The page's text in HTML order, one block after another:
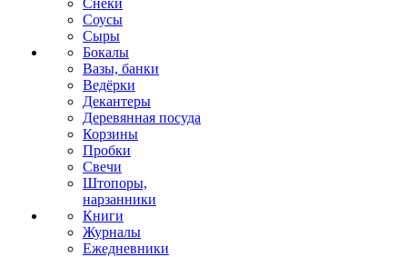
Снеки
Соусы
Сыры
Бокалы
Вазы, банки
Ведёрки
Декантеры
Деревянная посуда
Корзины
Пробки
Свечи
Штопоры,
нарзанники
Книги
Журналы
Ежедневники